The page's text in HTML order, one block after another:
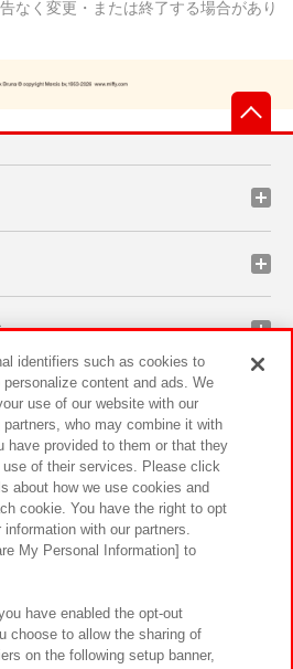
なく変更・または終了する場合があり
ナビリティ サイトポリシー
ウェブアクセシビリティ方針と検証結果
に
方針 よくあるご質問・お問い合わせ
identifiers such as cookies to
content and ads. We
use of our website with our
who may combine it with
have provided to them or that they
of their services. Please click
about how we use cookies and
cookie. You have the right to opt
with our partners.
My Personal Information] to
have enabled the opt-out
choose to allow the sharing of
on the following setup banner,